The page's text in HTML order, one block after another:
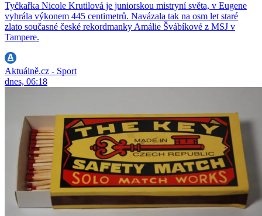
Tyčkařka Nicole Krutilová je juniorskou mistryní světa, v Eugene
vyhrála výkonem 445 centimetrů. Navázala tak na osm let staré
zlato současné české rekordmanky Amálie Švábíkové z MSJ v
Tampere.
Aktuálně.cz - Sport
dnes, 06:18